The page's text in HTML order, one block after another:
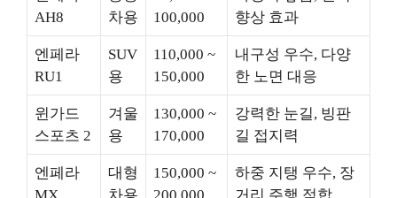
AH8
차용
100,000
향상 효과
엔페라
RU1
SUV
용
110,000 ~
150,000
내구성 우수, 다양
한 노면 대응
윈가드
스포츠 2
겨울
용
130,000 ~
170,000
강력한 눈길, 빙판
길 접지력
엔페라
MX
대형
차용
150,000 ~
200,000
하중 지탱 우수, 장
거리 주행 적합